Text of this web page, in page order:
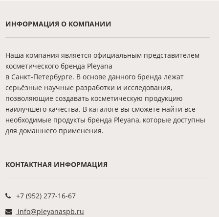
ИНФОРМАЦИЯ О КОМПАНИИ
Наша компания является официальным представителем
косметического бренда Pleyana
в Санкт-Петербурге. В основе данного бренда лежат
серьёзные научные разработки и исследования,
позволяющие создавать косметическую продукцию
наилучшего качества. В каталоге вы сможете найти все
необходимые продукты бренда Pleyana, которые доступны
для домашнего применения.
КОНТАКТНАЯ ИНФОРМАЦИЯ
+7 (952) 277-16-67
info@pleyanaspb.ru